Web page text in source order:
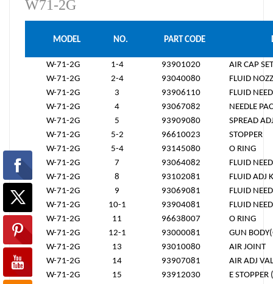
W71-2G
MODEL NO. PART CODE
W-71-2G 1-4 93901020
AIR CAP
W-71-2G
2-4 93040080
FLUID
W-71-2G
3 93906110
FLUID
W-71-2G
4 93067082
NEEDLE
W-71-2G
5 93909080
SPREAD
W-71-2G
5-2 96610023
STOPPER
W-71-2G
5-4 93145080
O RING
W-71-2G
7 93064082
FLUID
W-71-2G
8 93102081
FLUID ADJ
W-71-2G
9 93069081
FLUID
W-71-2G
10-1 93904081
FLUID
W-71-2G
11 96638007
O RING
W-71-2G
12-1 93000081
GUN
W-71-2G
13 93010080
AIR JOINT
W-71-2G
14 93907081
AIR ADJ
W-71-2G
15 93912030 E